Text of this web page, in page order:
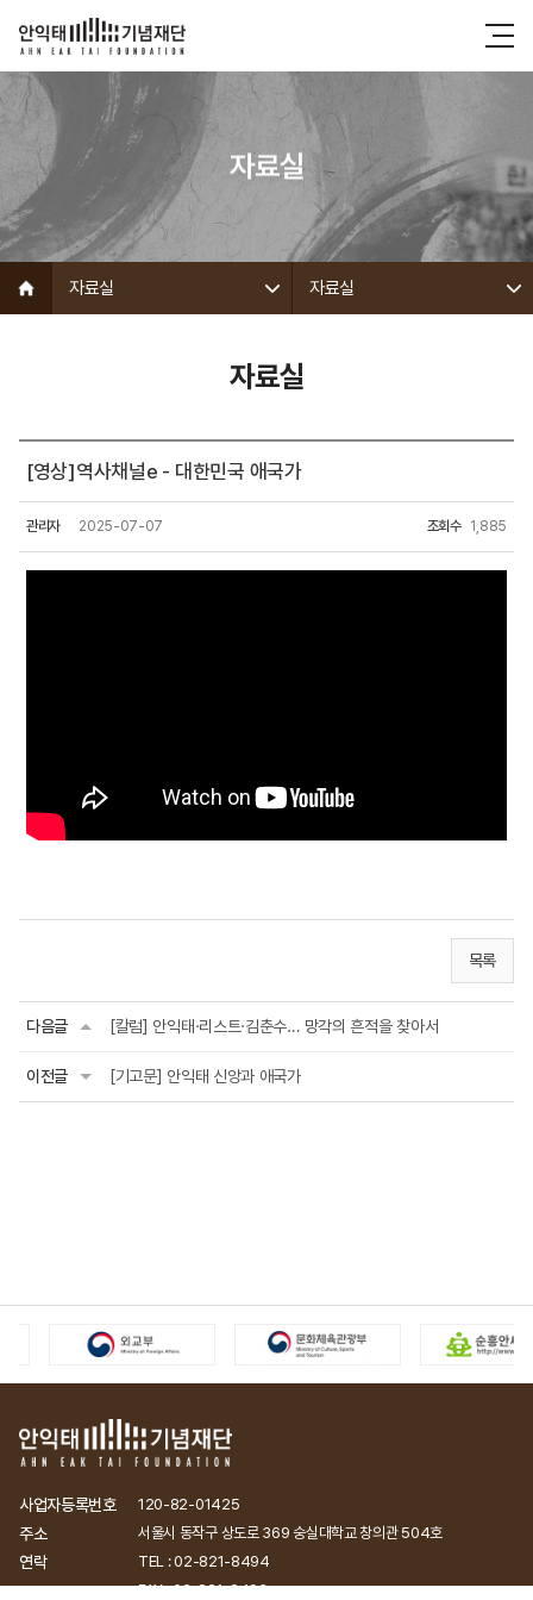
자료실
자료실 자료실
자료실
[영상]역사채널e - 대한민국 애국가
관리자 2025-07-07 조회수 1,885
목록
다음글 [칼럼] 안익태·리스트·김춘수… 망각의 흔적을 찾아서
이전글 [기고문] 안익태 신앙과 애국가
사업자등록번호 120-82-01425
주소 서울시 동작구 상도로 369 숭실대학교 창의관 504호
연락
TEL : 02-821-8494
FAX : 02-821-8493